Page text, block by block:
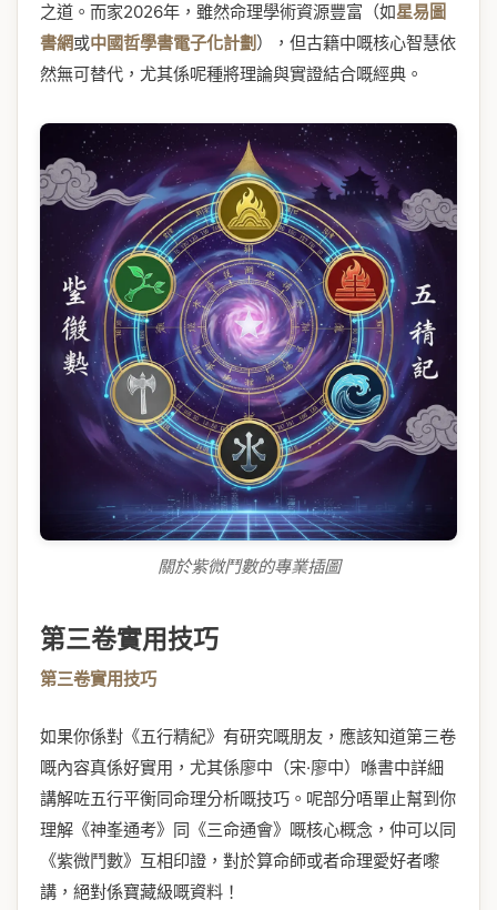
之道。而家2026年，雖然命理學術資源豐富（如星易圖
書網或中國哲學書電子化計劃 ），但古籍中嘅核心智慧依
然無可替代，尤其係呢種將理論與實證結合嘅經典。
關於紫微鬥數的專業插圖
第三卷實用技巧
第三卷實用技巧
如果你係對《五行精紀》有研究嘅朋友，應該知道第三卷
嘅內容真係好實用，尤其係廖中（宋·廖中）喺書中詳細
講解咗五行平衡同命理分析嘅技巧。呢部分唔單止幫到你
理解《神峯通考》同《三命通會》嘅核心概念，仲可以同
《紫微鬥數》互相印證，對於算命師或者命理愛好者嚟
講，絕對係寶藏級嘅資料！